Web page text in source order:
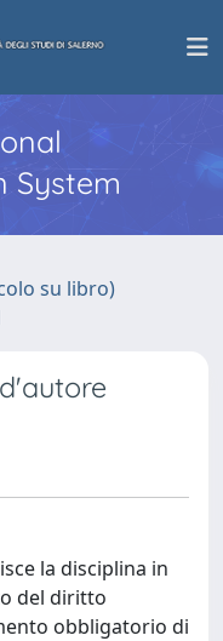
System
su libro)
la disciplina in
del diritto
obbligatorio di